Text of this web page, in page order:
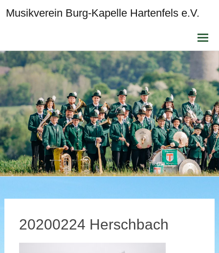
Musikverein Burg-Kapelle Hartenfels e.V.
Inhalt
20200224 Herschbach